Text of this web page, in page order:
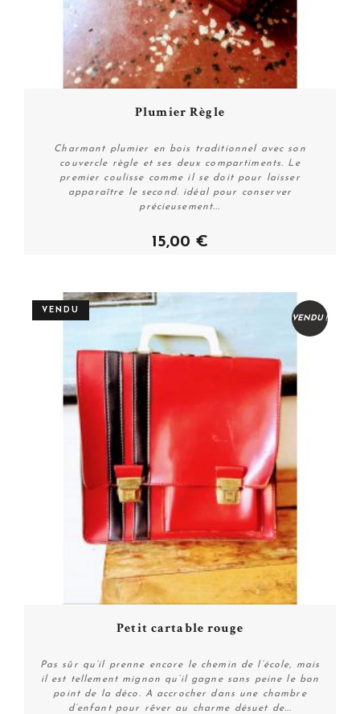
Plus de détails
Plumier Règle
Charmant plumier en bois traditionnel avec son
couvercle règle et ses deux compartiments. Le
premier coulisse comme il se doit pour laisser
apparaître le second. idéal pour conserver
précieusement...
15,00 €
VENDU !
VENDU
Petit cartable rouge
Pas sûr qu’il prenne encore le chemin de l’école, mais
il est tellement mignon qu’il gagne sans peine le bon
point de la déco. A accrocher dans une chambre
d’enfant pour rêver au charme désuet de...